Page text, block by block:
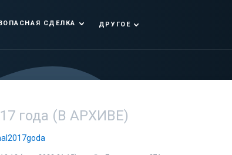
СДЕЛКА ДРУГОЕ
года (В АРХИВЕ)